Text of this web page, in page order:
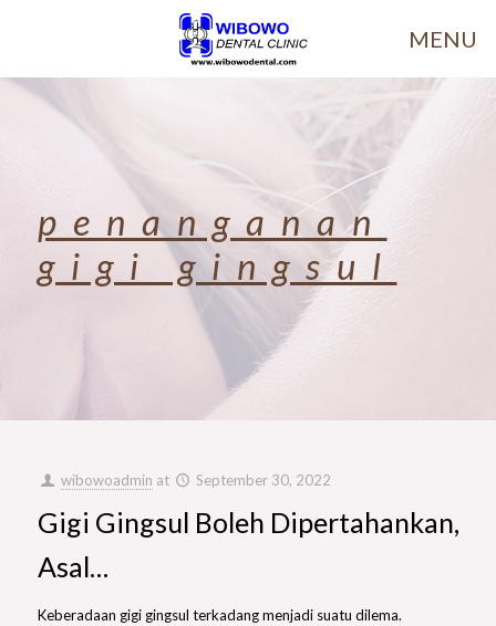
MENU
penanganan
gigi gingsul
wibowoadmin at September 30, 2022
Gigi Gingsul Boleh Dipertahankan,
Asal…
Keberadaan gigi gingsul terkadang menjadi suatu dilema.